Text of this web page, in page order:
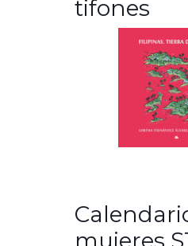
tifones
mujeres